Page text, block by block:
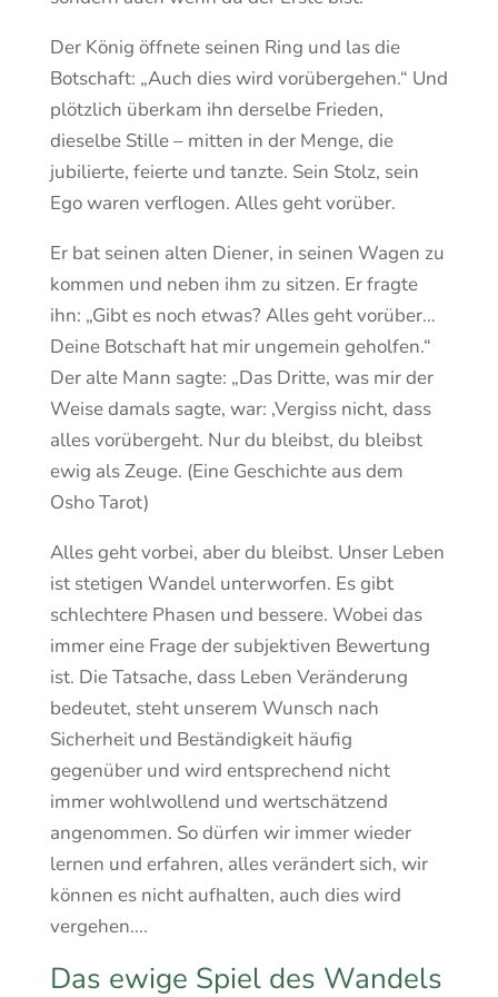
Der König öffnete seinen Ring und las die
Botschaft: „Auch dies wird vorübergehen.“ Und
plötzlich überkam ihn derselbe Frieden,
dieselbe Stille – mitten in der Menge, die
jubilierte, feierte und tanzte. Sein Stolz, sein
Ego waren verflogen. Alles geht vorüber.
Er bat seinen alten Diener, in seinen Wagen zu
kommen und neben ihm zu sitzen. Er fragte
ihn: „Gibt es noch etwas? Alles geht vorüber…
Deine Botschaft hat mir ungemein geholfen.“
Der alte Mann sagte: „Das Dritte, was mir der
Weise damals sagte, war: ,Vergiss nicht, dass
alles vorübergeht. Nur du bleibst, du bleibst
ewig als Zeuge. (Eine Geschichte aus dem
Osho Tarot)
Alles geht vorbei, aber du bleibst. Unser Leben
ist stetigen Wandel unterworfen. Es gibt
schlechtere Phasen und bessere. Wobei das
immer eine Frage der subjektiven Bewertung
ist. Die Tatsache, dass Leben Veränderung
bedeutet, steht unserem Wunsch nach
Sicherheit und Beständigkeit häufig
gegenüber und wird entsprechend nicht
immer wohlwollend und wertschätzend
angenommen. So dürfen wir immer wieder
lernen und erfahren, alles verändert sich, wir
können es nicht aufhalten, auch dies wird
vergehen....
Das ewige Spiel des Wandels